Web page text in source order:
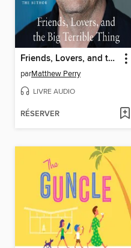
Friends, Lovers, and the Big Terrible Thing
parMatthew Perry
LIVRE AUDIO
RÉSERVER